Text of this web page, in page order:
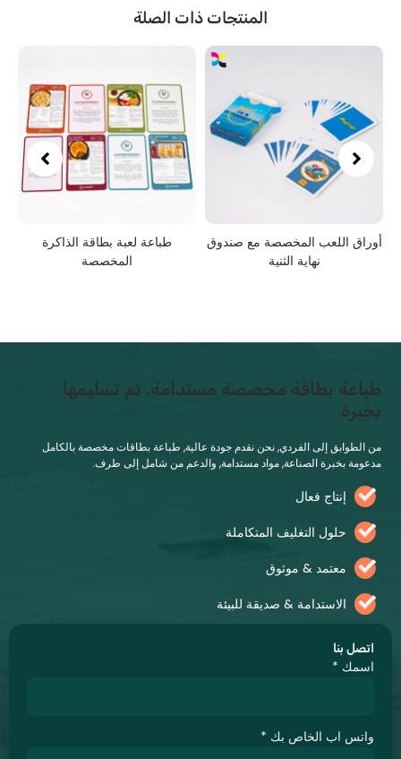
المنتجات ذات الصلة
اللعب المخصصة مع صندوق
نهاية الثنية
طباعة لعبة بطاقة الذاكرة
المخصصة
اب الخاص بك *
بطاقة مخصصة مستدامة, تم تسليمها
إلى الفردي, نحن نقدم جودة عالية, طباعة بطاقات مخصصة بالكامل
بخبرة الصناعة, مواد مستدامة, والدعم من شامل إلى طرف.
إنتاج فعال
حلول التغليف المتكاملة
معتمد & موثوق
الاستدامة & صديقة للبيئة